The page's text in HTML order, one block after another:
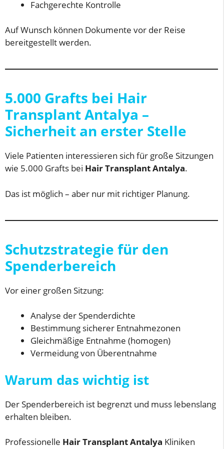
Fachgerechte Kontrolle
Auf Wunsch können Dokumente vor der Reise
bereitgestellt werden.
5.000 Grafts bei Hair
Transplant Antalya –
Sicherheit an erster Stelle
Viele Patienten interessieren sich für große Sitzungen
wie 5.000 Grafts bei Hair Transplant Antalya.
Das ist möglich – aber nur mit richtiger Planung.
Schutzstrategie für den
Spenderbereich
Vor einer großen Sitzung:
Analyse der Spenderdichte
Bestimmung sicherer Entnahmezonen
Gleichmäßige Entnahme (homogen)
Vermeidung von Überentnahme
Warum das wichtig ist
Der Spenderbereich ist begrenzt und muss lebenslang
erhalten bleiben.
Professionelle Hair Transplant Antalya Kliniken